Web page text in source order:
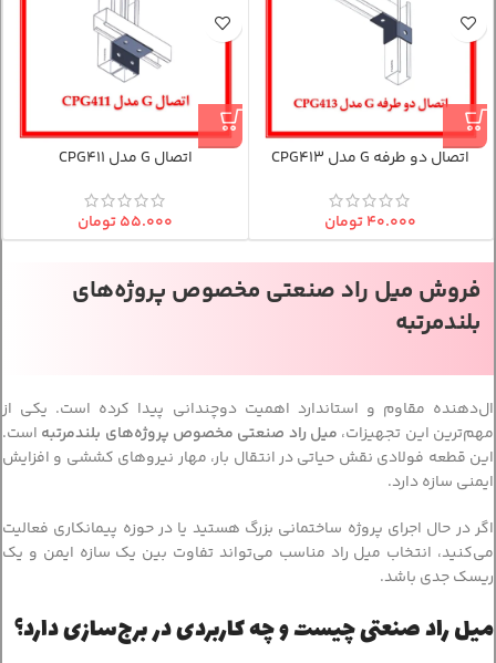
اتصال دو طرفه G مدل CPG413
۴۰.۰۰۰تومان
اتصال G مدل CPG411
۵۵.۰۰۰تومان
فروش میل راد صنعتی مخصوص پروژه‌های
بلندمرتبه
ال‌دهنده مقاوم و استاندارد اهمیت دوچندانی پیدا کرده است. یکی از
مهم‌ترین این تجهیزات، میل راد صنعتی مخصوص پروژه‌های بلندمرتبه است.
این قطعه فولادی نقش حیاتی در انتقال بار، مهار نیروهای کششی و افزایش
ایمنی سازه دارد.
اگر در حال اجرای پروژه ساختمانی بزرگ هستید یا در حوزه پیمانکاری فعالیت
می‌کنید، انتخاب میل راد مناسب می‌تواند تفاوت بین یک سازه ایمن و یک
ریسک جدی باشد.
میل راد صنعتی چیست و چه کاربردی در برج‌سازی دارد؟